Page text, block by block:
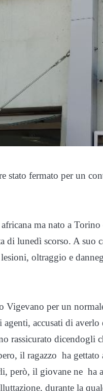
stato fermato per un
ma nato a
di lunedì scorso. A suo
oltraggio e
Vigevano per un
accusati di
rassicurato dicendogli
il ragazzo ha
però, il giovane ne ha
durante la